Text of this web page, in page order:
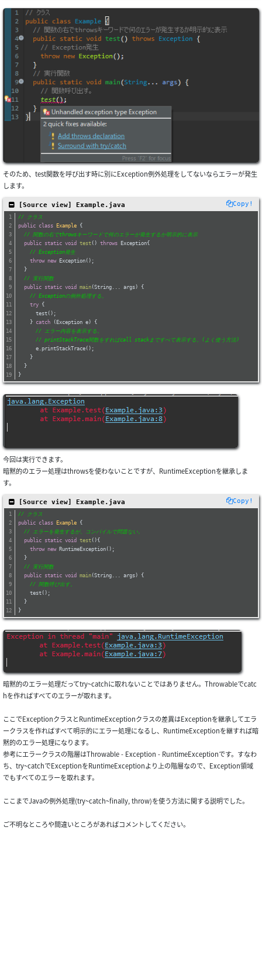
そのため、test関数を呼び出す時に別にException例外処理をしてないならエラーが発生
します。
Copy!
[Source view] Example.java
// クラス
public class Example {
// 関数の右でthrowsキーワードで何のエラーが発生するか明示的に表示
public static void test () throws Exception{
// Exception発生
throw new Exception();
  }
// 実行関数
public static void main (String... args)
{
// Exceptionの例外処理する。
try {
      test();
    }
catch (Exception e) {
// エラー内容を表示する。
// printStackTrace関数をすればcall stackまですべて表示する。(よく使う方法)
      e.printStackTrace();
    }
  }
}
今回は実行できます。
暗黙的のエラー処理はthrowsを使わないことですが、RuntimeExceptionを継承しま
す。
Copy!
[Source view] Example.java
// クラス
public class Example {
// エラーを発生するが、コンパイルで問題ない。
public static void test () {
throw new RuntimeException();
  }
// 実行関数
public static void main (String... args)
{
// 関数呼び出す。
    test();
  }
}
暗黙的のエラー処理だってtry~catchに取れないことではありません。Throwableでcatc
hを作ればすべてのエラーが取れます。
ここでExceptionクラスとRuntimeExceptionクラスの差異はExceptionを継承してエラ
ークラスを作ればすべて明示的にエラー処理になるし、RuntimeExceptionを継すれば暗
黙的のエラー処理になります。
参考にエラークラスの階層はThrowable - Exception - RuntimeExceptionです。すなわ
ち、try~catchでExceptionをRuntimeExceptionより上の階層なので、Exception領域
でもすべてのエラーを取れます。
ここまでJavaの例外処理(try~catch~finally, throw)を使う方法に関する説明でした。
ご不明なところや間違いところがあればコメントしてください。